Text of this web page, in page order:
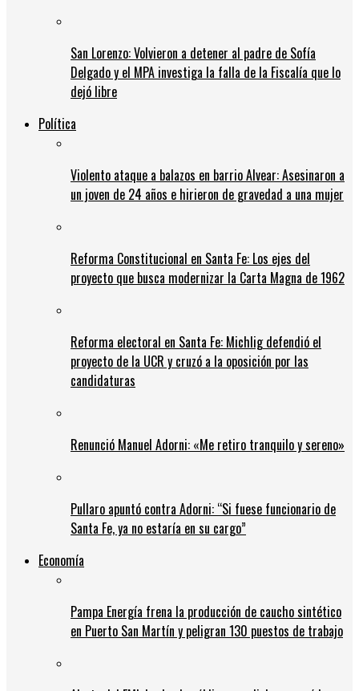
San Lorenzo: Volvieron a detener al padre de Sofía
Delgado y el MPA investiga la falla de la Fiscalía que lo
dejó libre
Política
Violento ataque a balazos en barrio Alvear: Asesinaron a
un joven de 24 años e hirieron de gravedad a una mujer
Reforma Constitucional en Santa Fe: Los ejes del
proyecto que busca modernizar la Carta Magna de 1962
Reforma electoral en Santa Fe: Michlig defendió el
proyecto de la UCR y cruzó a la oposición por las
candidaturas
Renunció Manuel Adorni: «Me retiro tranquilo y sereno»
Pullaro apuntó contra Adorni: “Si fuese funcionario de
Santa Fe, ya no estaría en su cargo”
Economía
Pampa Energía frena la producción de caucho sintético
en Puerto San Martín y peligran 130 puestos de trabajo